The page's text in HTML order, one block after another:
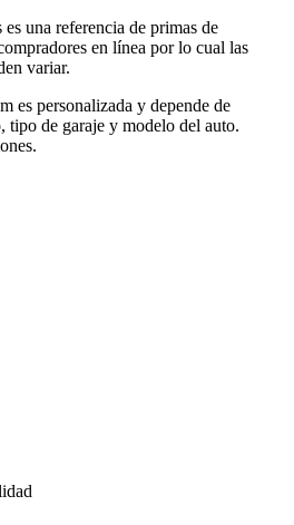
una referencia de primas de
en línea por lo cual las
variar.
es personalizada y depende de
tipo de garaje y modelo del auto.